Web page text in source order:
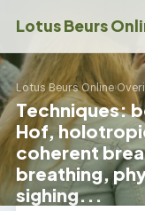
Lotus Beurs
Lotus Beurs Online›
Techniques:
Hof,
coherent
breathing,
sighing...